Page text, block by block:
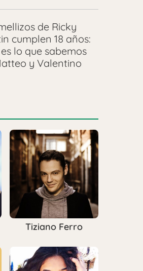
de Ricky
cumplen 18 años:
lo que sabemos
y Valentino
Tiziano Ferro